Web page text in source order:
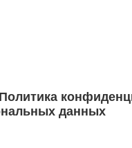
Политика
данных